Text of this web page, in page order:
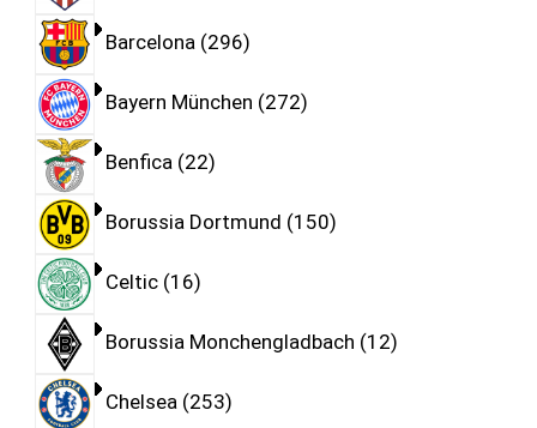
Barcelona 296
Bayern München 272
Benfica 22
Borussia Dortmund 150
Celtic 16
Borussia Monchengladbach 12
Chelsea 253